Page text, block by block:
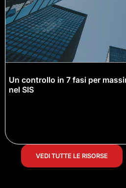
Un controllo in 7 fasi per
nel SIS
VEDI TUTTE LE RISORSE